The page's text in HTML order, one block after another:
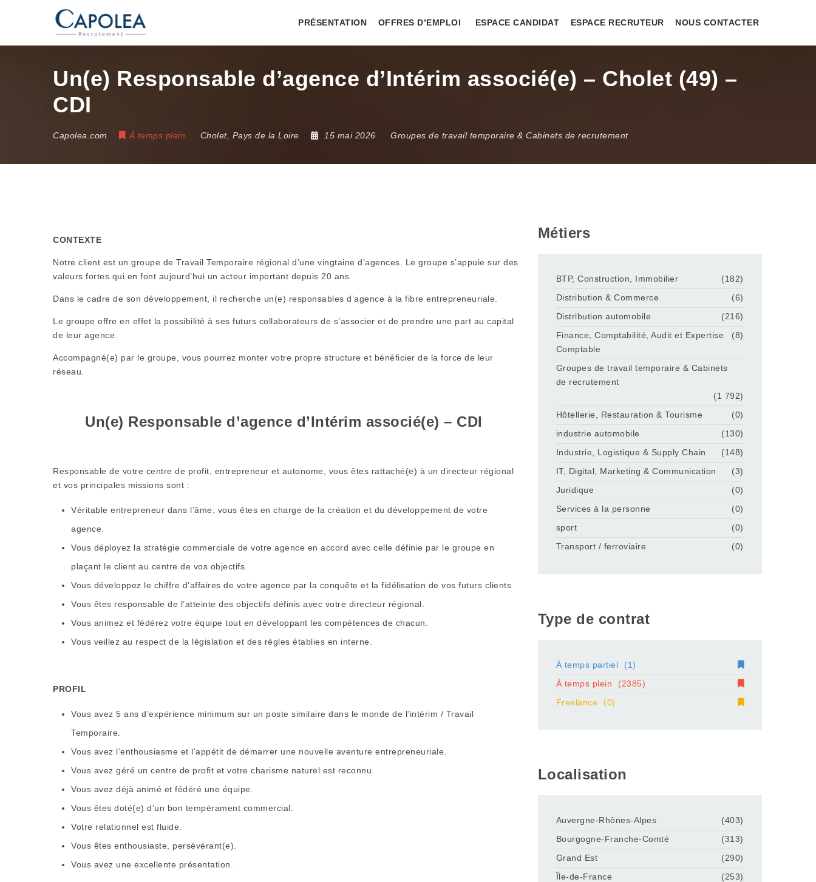
PRÉSENTATION OFFRES D’EMPLOI ESPACE CANDIDAT ESPACE RECRUTEUR NOUS CONTACTER
Un(e) Responsable d’agence d’Intérim associé(e) – Cholet (49) –
CDI
Capolea.com À temps plein Cholet, Pays de la Loire 15 mai 2026 Groupes de travail temporaire & Cabinets de recrutement
CONTEXTE
Notre client est un groupe de Travail Temporaire régional d’une vingtaine d’agences. Le groupe s’appuie sur des
valeurs fortes qui en font aujourd’hui un acteur important depuis 20 ans.
Dans le cadre de son développement, il recherche un(e) responsables d’agence à la fibre entrepreneuriale.
Le groupe offre en effet la possibilité à ses futurs collaborateurs de s’associer et de prendre une part au capital
de leur agence.
Accompagné(e) par le groupe, vous pourrez monter votre propre structure et bénéficier de la force de leur
réseau.
Un(e) Responsable d’agence d’Intérim associé(e) – CDI
Responsable de votre centre de profit, entrepreneur et autonome, vous êtes rattaché(e) à un directeur régional
et vos principales missions sont :
Véritable entrepreneur dans l’âme, vous êtes en charge de la création et du développement de votre
agence.
Vous déployez la stratégie commerciale de votre agence en accord avec celle définie par le groupe en
plaçant le client au centre de vos objectifs.
Vous développez le chiffre d’affaires de votre agence par la conquête et la fidélisation de vos futurs clients
Vous êtes responsable de l’atteinte des objectifs définis avec votre directeur régional.
Vous animez et fédérez votre équipe tout en développant les compétences de chacun.
Vous veillez au respect de la législation et des règles établies en interne.
PROFIL
Vous avez 5 ans d’expérience minimum sur un poste similaire dans le monde de l’intérim / Travail
Temporaire.
Vous avez l’enthousiasme et l’appétit de démarrer une nouvelle aventure entrepreneuriale.
Vous avez géré un centre de profit et votre charisme naturel est reconnu.
Vous avez déjà animé et fédéré une équipe.
Vous êtes doté(e) d’un bon tempérament commercial.
Votre relationnel est fluide.
Vous êtes enthousiaste, persévérant(e).
Vous avez une excellente présentation.
Métiers
BTP, Construction, Immobilier
(182)
Distribution & Commerce
(6)
Distribution automobile
(216)
Finance, Comptabilité, Audit et Expertise
Comptable
(8)
Groupes de travail temporaire & Cabinets
de recrutement
(1 792)
Hôtellerie, Restauration & Tourisme
(0)
industrie automobile
(130)
Industrie, Logistique & Supply Chain
(148)
IT, Digital, Marketing & Communication
(3)
Juridique
(0)
Services à la personne
(0)
sport
(0)
Transport / ferroviaire
(0)
Type de contrat
À temps partiel
(1)
À temps plein
(2385)
Freelance
(0)
Localisation
Auvergne-Rhônes-Alpes
(403)
Bourgogne-Franche-Comté
(313)
Grand Est
(290)
Île-de-France
(253)